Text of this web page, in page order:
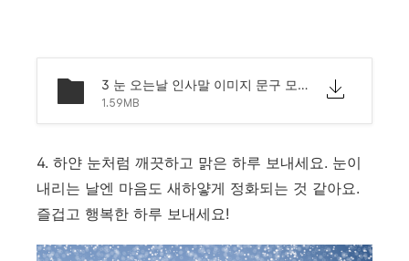
3 눈 오는날 인사말 이미지 문구 모음.png
1.59MB
4. 하얀 눈처럼 깨끗하고 맑은 하루 보내세요. 눈이
내리는 날엔 마음도 새하얗게 정화되는 것 같아요.
즐겁고 행복한 하루 보내세요!